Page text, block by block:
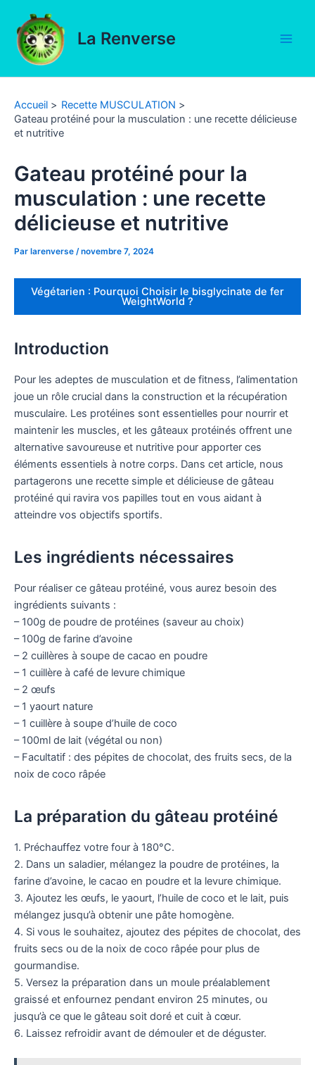
contenu
La Renverse
Accueil
Recette MUSCULATION
Gateau protéiné pour la musculation : une recette délicieuse
et nutritive
Gateau protéiné pour la
musculation : une recette
délicieuse et nutritive
Par larenverse /novembre 7, 2024
Végétarien : Pourquoi Choisir le bisglycinate de fer
WeightWorld ?
Introduction
Pour les adeptes de musculation et de fitness, l’alimentation
joue un rôle crucial dans la construction et la récupération
musculaire. Les protéines sont essentielles pour nourrir et
maintenir les muscles, et les gâteaux protéinés offrent une
alternative savoureuse et nutritive pour apporter ces
éléments essentiels à notre corps. Dans cet article, nous
partagerons une recette simple et délicieuse de gâteau
protéiné qui ravira vos papilles tout en vous aidant à
atteindre vos objectifs sportifs.
Les ingrédients nécessaires
Pour réaliser ce gâteau protéiné, vous aurez besoin des
ingrédients suivants :
– 100g de poudre de protéines (saveur au choix)
– 100g de farine d’avoine
– 2 cuillères à soupe de cacao en poudre
– 1 cuillère à café de levure chimique
– 2 œufs
– 1 yaourt nature
– 1 cuillère à soupe d’huile de coco
– 100ml de lait (végétal ou non)
– Facultatif : des pépites de chocolat, des fruits secs, de la
noix de coco râpée
La préparation du gâteau protéiné
1. Préchauffez votre four à 180°C.
2. Dans un saladier, mélangez la poudre de protéines, la
farine d’avoine, le cacao en poudre et la levure chimique.
3. Ajoutez les œufs, le yaourt, l’huile de coco et le lait, puis
mélangez jusqu’à obtenir une pâte homogène.
4. Si vous le souhaitez, ajoutez des pépites de chocolat, des
fruits secs ou de la noix de coco râpée pour plus de
gourmandise.
5. Versez la préparation dans un moule préalablement
graissé et enfournez pendant environ 25 minutes, ou
jusqu’à ce que le gâteau soit doré et cuit à cœur.
6. Laissez refroidir avant de démouler et de déguster.